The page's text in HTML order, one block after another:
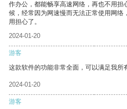
作办公，都能畅享高速网络，再也不用担
候，经常因为网速慢而无法正常使用网络
用担心了。
2024-01-20
游客
这款软件的功能非常全面，可以满足我所
2024-01-20
游客